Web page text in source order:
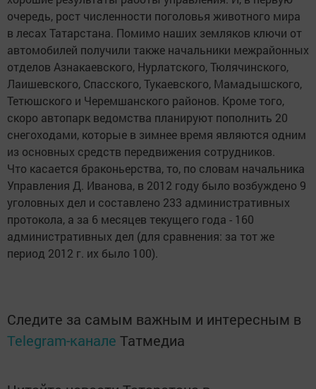
очередь, рост численности поголовья животного мира
в лесах Татарстана. Помимо наших земляков ключи от
автомобилей получили также начальники межрайонных
отделов Азнакаевского, Нурлатского, Тюлячинского,
Лаишевского, Спасского, Тукаевского, Мамадышского,
Тетюшского и Черемшанского районов. Кроме того,
скоро автопарк ведомства планируют пополнить 20
снегоходами, которые в зимнее время являются одним
из основных средств передвижения сотрудников.
Что касается браконьерства, то, по словам начальника
Управления Д. Иванова, в 2012 году было возбуждено 9
уголовных дел и составлено 233 административных
протокола, а за 6 месяцев текущего года - 160
административных дел (для сравнения: за тот же
период 2012 г. их было 100).
Следите за самым важным и интересным в
Telegram-канале Татмедиа